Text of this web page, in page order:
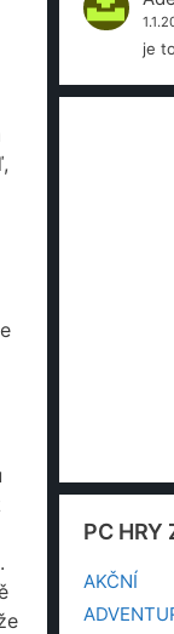
je
PC HRY
AKČNÍ